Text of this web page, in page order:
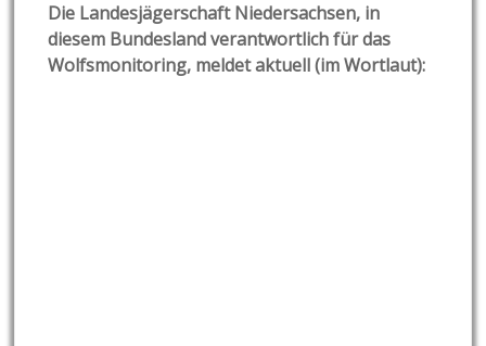
Die Landesjägerschaft Niedersachsen, in
diesem Bundesland verantwortlich für das
Wolfsmonitoring, meldet aktuell (im Wortlaut):